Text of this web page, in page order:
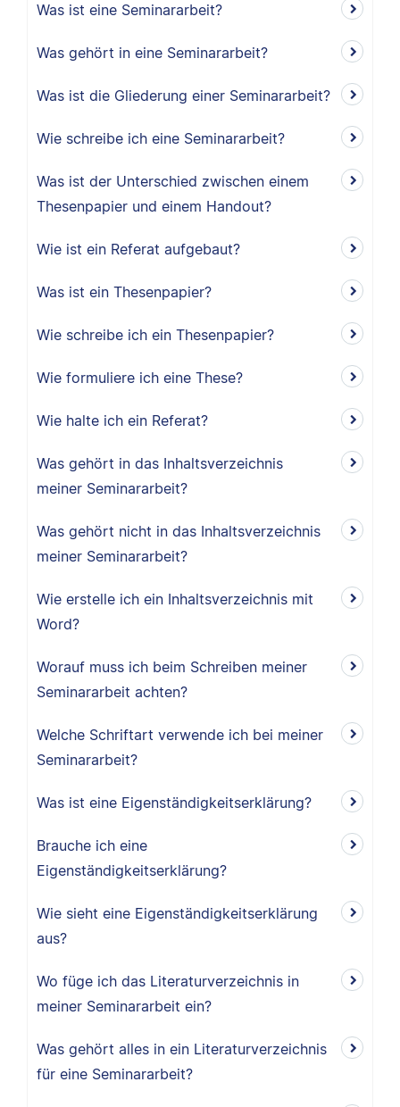
Was ist eine Seminararbeit?
Was gehört in eine Seminararbeit?
Was ist die Gliederung einer Seminararbeit?
Wie schreibe ich eine Seminararbeit?
Was ist der Unterschied zwischen einem
Thesenpapier und einem Handout?
Wie ist ein Referat aufgebaut?
Was ist ein Thesenpapier?
Wie schreibe ich ein Thesenpapier?
Wie formuliere ich eine These?
Wie halte ich ein Referat?
Was gehört in das Inhaltsverzeichnis
meiner Seminararbeit?
Was gehört nicht in das Inhaltsverzeichnis
meiner Seminararbeit?
Wie erstelle ich ein Inhaltsverzeichnis mit
Word?
Worauf muss ich beim Schreiben meiner
Seminararbeit achten?
Welche Schriftart verwende ich bei meiner
Seminararbeit?
Was ist eine Eigenständigkeitserklärung?
Brauche ich eine
Eigenständigkeitserklärung?
Wie sieht eine Eigenständigkeitserklärung
aus?
Wo füge ich das Literaturverzeichnis in
meiner Seminararbeit ein?
Was gehört alles in ein Literaturverzeichnis
für eine Seminararbeit?